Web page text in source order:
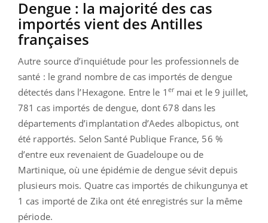
Dengue : la majorité des cas
importés vient des Antilles
françaises
Autre source d’inquiétude pour les professionnels de
santé : le grand nombre de cas importés de dengue
détectés dans l’Hexagone. Entre le 1 ermai et le 9 juillet,
781 cas importés de dengue, dont 678 dans les
départements d’implantation d’Aedes albopictus, ont
été rapportés. Selon Santé Publique France, 56 %
d’entre eux revenaient de Guadeloupe ou de
Martinique, où une épidémie de dengue sévit depuis
plusieurs mois. Quatre cas importés de chikungunya et
1 cas importé de Zika ont été enregistrés sur la même
période.